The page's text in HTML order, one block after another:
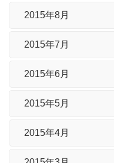
2015年8月
2015年7月
2015年6月
2015年5月
2015年4月